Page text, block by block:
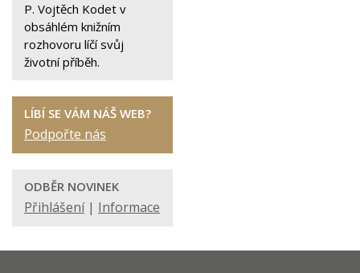
P. Vojtěch Kodet v
obsáhlém knižním
rozhovoru líčí svůj
životní příběh.
LÍBÍ SE VÁM NÁŠ WEB?
Podpořte nás
ODBĚR NOVINEK
Přihlášení| Informace